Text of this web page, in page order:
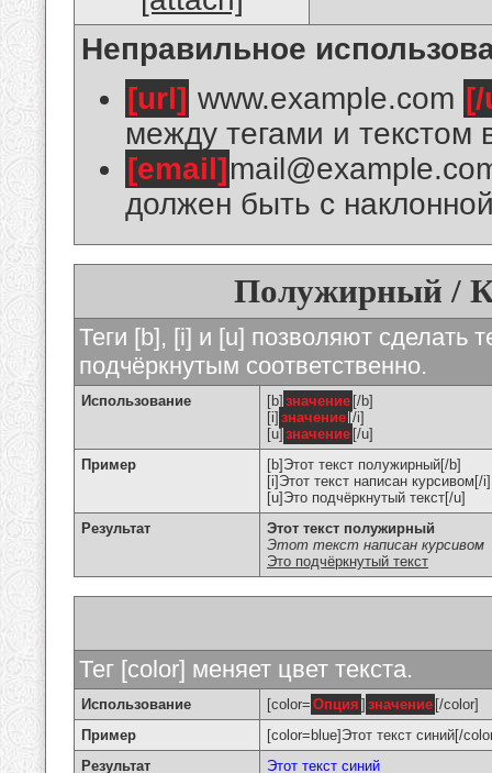
Неправильное
[url] www.example.com
между тегами и текстом
[email]
должен быть с
Полужирный /
Теги [b], [i] и [u] позволяют сделать
подчёркнутым соответственно.
Использование [b] значение [/b]
[i] значение [/i]
[u] значение [/u]
Пример
[b]Этот текст полужирный[/b]
[i]Этот текст написан курсивом[/i]
[u]Это подчёркнутый текст[/u]
Результат
Этот текст полужирный
Этот текст написан курсивом
Это подчёркнутый текст
Тег [color] меняет цвет текста.
Использование [color= Опция ] значение [/color]
Пример
[color=blue]Этот текст синий[/
Результат
Этот текст синий